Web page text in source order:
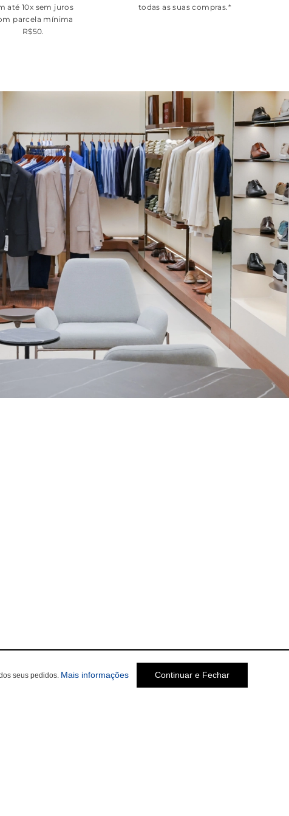
até 10x sem juros
parcela mínima
R$50.
todas as suas compras.*
seus pedidos. Mais informações Continuar e Fechar